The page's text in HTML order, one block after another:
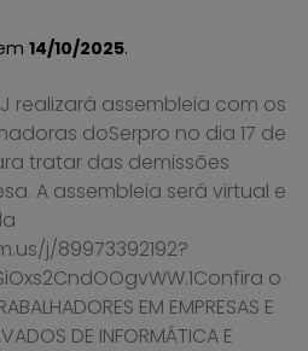
14/10/2025.
realizará assembleia com os
doSerpro no dia 17 de
tratar das demissões
A assembleia será virtual e
j/89973392192?
o
EM EMPRESAS E
DE INFORMÁTICA E